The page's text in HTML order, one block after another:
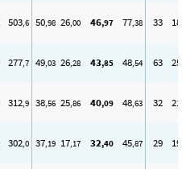
503,6 50,98 26,00 46,97 77,38 33 18
277,7 49,03 26,28 43,85 48,54 63 25
312,9 38,56 25,86 40,09 48,63 32 21
302,0 37,19 17,17 32,40 45,87 29 19